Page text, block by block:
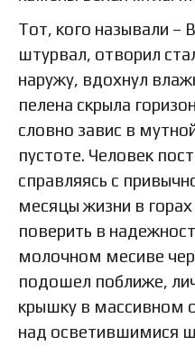
Тот, кого называли –
штурвал, отворил
наружу, вдохнул
пелена скрыла
словно завис в
пустоте. Человек
справляясь с
месяцы жизни в горах
поверить в
молочном месиве
подошел поближе,
крышку в массивном
над осветившимися